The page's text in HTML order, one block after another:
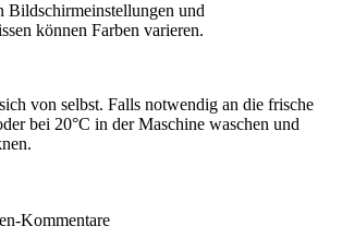
Bildschirmeinstellungen und
können Farben varieren.
von selbst. Falls notwendig an die frische
bei 20°C in der Maschine waschen und
Kommentare